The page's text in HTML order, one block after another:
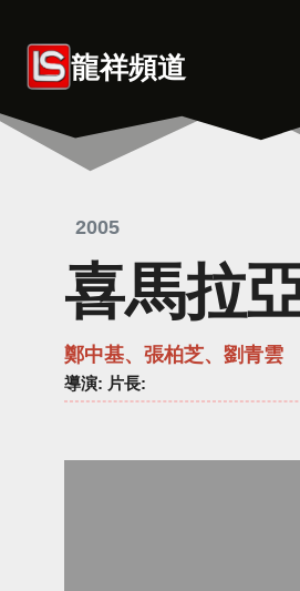
content 龍祥頻道
2005
喜馬拉
鄭中基、張柏芝、劉青雲
導演: 片長: